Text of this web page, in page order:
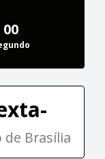
00
de Brasília